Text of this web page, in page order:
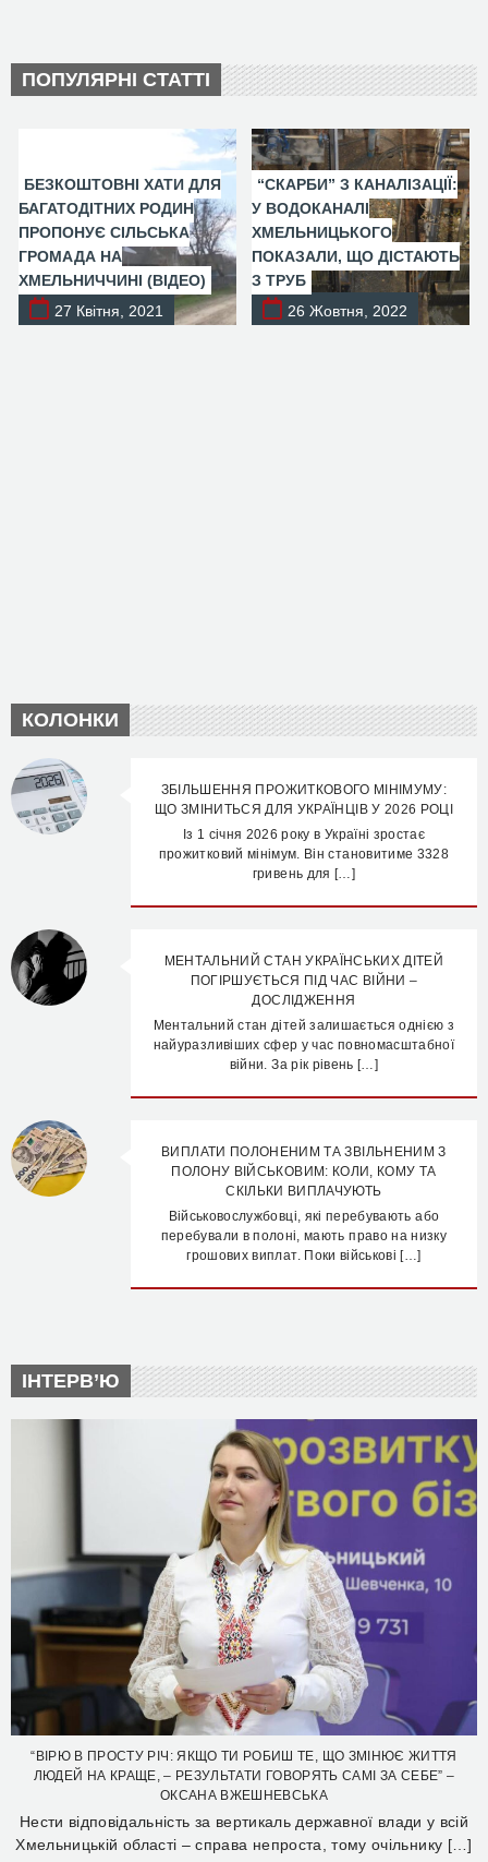
ПОПУЛЯРНІ СТАТТІ
БЕЗКОШТОВНІ ХАТИ ДЛЯ
БАГАТОДІТНИХ РОДИН
ПРОПОНУЄ СІЛЬСЬКА
ГРОМАДА НА
ХМЕЛЬНИЧЧИНІ (ВІДЕО)
27 Квітня, 2021
“СКАРБИ” З КАНАЛІЗАЦІЇ:
У ВОДОКАНАЛІ
ХМЕЛЬНИЦЬКОГО
ПОКАЗАЛИ, ЩО ДІСТАЮТЬ
З ТРУБ
26 Жовтня, 2022
КОЛОНКИ
ЗБІЛЬШЕННЯ ПРОЖИТКОВОГО МІНІМУМУ:
ЩО ЗМІНИТЬСЯ ДЛЯ УКРАЇНЦІВ У 2026 РОЦІ
Із 1 січня 2026 року в Україні зростає
прожитковий мінімум. Він становитиме 3328
гривень для […]
МЕНТАЛЬНИЙ СТАН УКРАЇНСЬКИХ ДІТЕЙ
ПОГІРШУЄТЬСЯ ПІД ЧАС ВІЙНИ –
ДОСЛІДЖЕННЯ
Ментальний стан дітей залишається однією з
найуразливіших сфер у час повномасштабної
війни. За рік рівень […]
ВИПЛАТИ ПОЛОНЕНИМ ТА ЗВІЛЬНЕНИМ З
ПОЛОНУ ВІЙСЬКОВИМ: КОЛИ, КОМУ ТА
СКІЛЬКИ ВИПЛАЧУЮТЬ
Військовослужбовці, які перебувають або
перебували в полоні, мають право на низку
грошових виплат. Поки військові […]
ІНТЕРВ’Ю
“ВІРЮ В ПРОСТУ РІЧ: ЯКЩО ТИ РОБИШ ТЕ, ЩО ЗМІНЮЄ ЖИТТЯ
ЛЮДЕЙ НА КРАЩЕ, – РЕЗУЛЬТАТИ ГОВОРЯТЬ САМІ ЗА СЕБЕ” –
ОКСАНА ВЖЕШНЕВСЬКА
Нести відповідальність за вертикаль державної влади у всій
Хмельницькій області – справа непроста, тому очільнику […]